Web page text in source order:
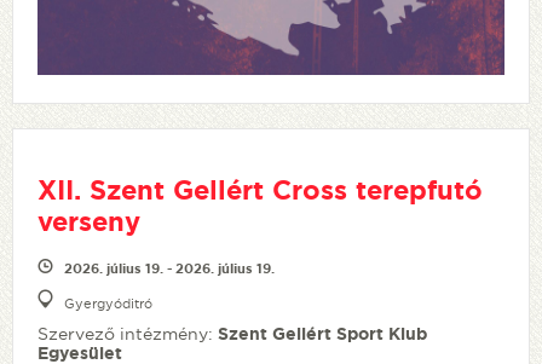
XII. Szent Gellért Cross terepfutó
verseny
2026. július 19. - 2026. július 19.
Gyergyóditró
Szervező intézmény: Szent Gellért Sport Klub
Egyesület